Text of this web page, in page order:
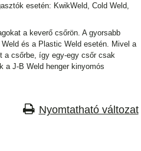
esetén: KwikWeld, Cold Weld,
a keverő csőrön. A gyorsabb
és a Plastic Weld esetén. Mivel a
a csőrbe, így egy-egy csőr csak
a J-B Weld henger kinyomós
Nyomtatható változat